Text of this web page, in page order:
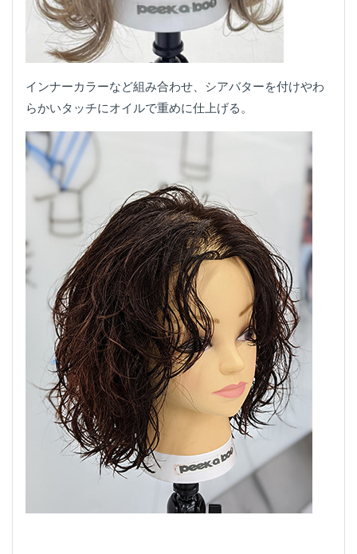
インナーカラーなど組み合わせ、シアバターを付けやわ
らかいタッチにオイルで重めに仕上げる。